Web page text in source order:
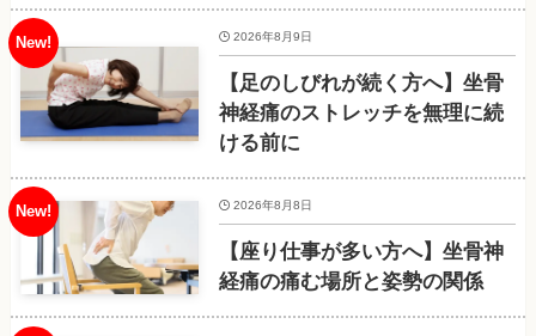
【足のしびれが続く方へ】坐骨
神経痛のストレッチを無理に続
ける前に
2026年8月9日
【座り仕事が多い方へ】坐骨神
経痛の痛む場所と姿勢の関係
2026年8月8日